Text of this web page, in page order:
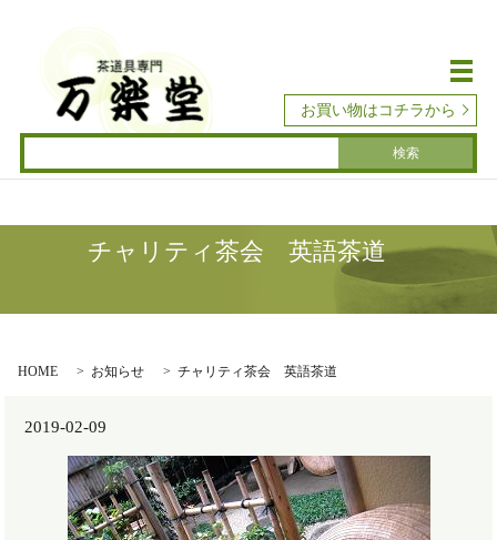
メ
お買い物はコチラから
チャリティ茶会 英語茶道
HOME お知らせ チャリティ茶会 英語茶道
2019-02-09